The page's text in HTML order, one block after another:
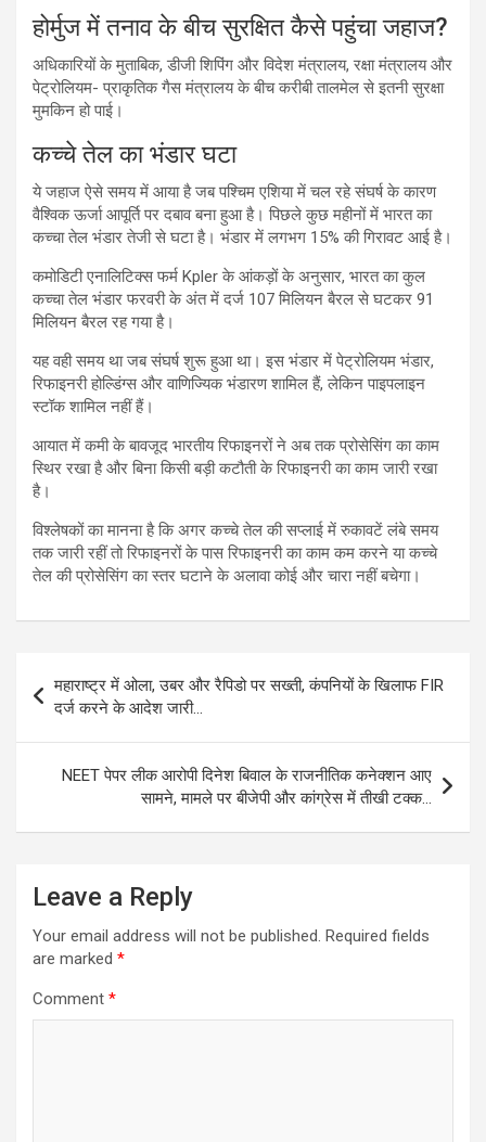
होर्मुज में तनाव के बीच सुरक्षित कैसे पहुंचा जहाज?
अधिकारियों के मुताबिक, डीजी शिपिंग और विदेश मंत्रालय, रक्षा मंत्रालय और
पेट्रोलियम- प्राकृतिक गैस मंत्रालय के बीच करीबी तालमेल से इतनी सुरक्षा
मुमकिन हो पाई।
कच्चे तेल का भंडार घटा
ये जहाज ऐसे समय में आया है जब पश्चिम एशिया में चल रहे संघर्ष के कारण
वैश्विक ऊर्जा आपूर्ति पर दबाव बना हुआ है। पिछले कुछ महीनों में भारत का
कच्चा तेल भंडार तेजी से घटा है। भंडार में लगभग 15% की गिरावट आई है।
कमोडिटी एनालिटिक्स फर्म Kpler के आंकड़ों के अनुसार, भारत का कुल
कच्चा तेल भंडार फरवरी के अंत में दर्ज 107 मिलियन बैरल से घटकर 91
मिलियन बैरल रह गया है।
यह वही समय था जब संघर्ष शुरू हुआ था। इस भंडार में पेट्रोलियम भंडार,
रिफाइनरी होल्डिंग्स और वाणिज्यिक भंडारण शामिल हैं, लेकिन पाइपलाइन
स्टॉक शामिल नहीं हैं।
आयात में कमी के बावजूद भारतीय रिफाइनरों ने अब तक प्रोसेसिंग का काम
स्थिर रखा है और बिना किसी बड़ी कटौती के रिफाइनरी का काम जारी रखा
है।
विश्लेषकों का मानना है कि अगर कच्चे तेल की सप्लाई में रुकावटें लंबे समय
तक जारी रहीं तो रिफाइनरों के पास रिफाइनरी का काम कम करने या कच्चे
तेल की प्रोसेसिंग का स्तर घटाने के अलावा कोई और चारा नहीं बचेगा।
navigation
महाराष्ट्र में ओला, उबर और रैपिडो पर सख्ती, कंपनियों के खिलाफ FIR
दर्ज करने के आदेश जारी…
NEET पेपर लीक आरोपी दिनेश बिवाल के राजनीतिक कनेक्शन आए
सामने, मामले पर बीजेपी और कांग्रेस में तीखी टक्क…
Leave a Reply
Your email address will not be published. Required fields
are marked *
Comment *